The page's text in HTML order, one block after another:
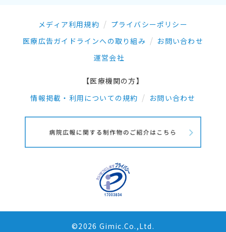
メディア利用規約
プライバシーポリシー
医療広告ガイドラインへの取り組み
お問い合わせ
運営会社
【医療機関の方】
情報掲載・利用についての規約
お問い合わせ
©2026 Gimic.Co.,Ltd.